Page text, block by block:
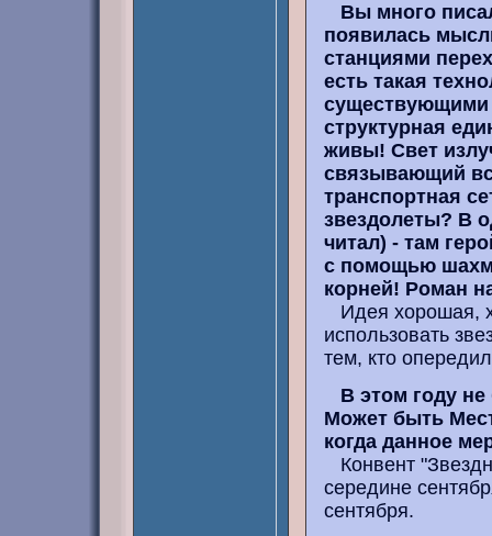
Вы много
появилась
станциями
есть такая
существующими
структурная
живы! Свет
связывающий
транспортная
звездолеты? В
читал) - там
с помощью
корней! Роман
Идея хорошая,
использовать
тем, кто
В этом году
Может быть
когда данное
Конвент
середине
сентября.